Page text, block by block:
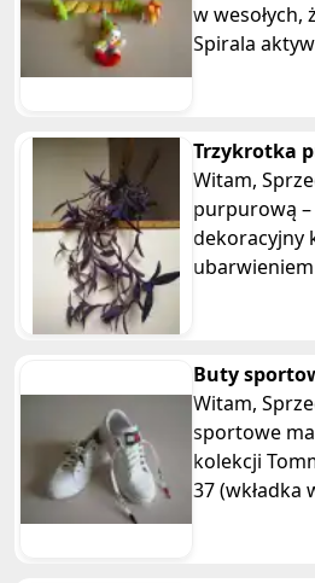
w wesołych,
Spirala
twardych
Trzykrotka
fioletowa
Witam, Sprzedam trzykrotkę
purpurową
dekoracyjny
Buty
Witam, Sprzedam damskie buty
sportowe
kolekcji
37 (wkładka